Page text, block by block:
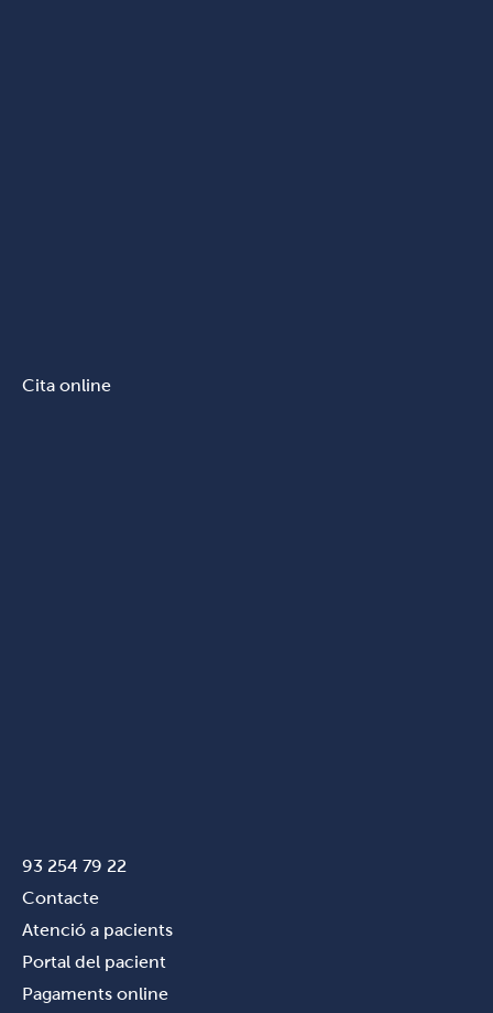
Cita online
93 254 79 22
Contacte
Atenció a pacients
Portal del pacient
Pagaments online